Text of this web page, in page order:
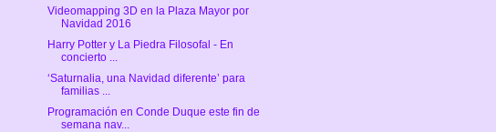
Videomapping 3D en la Plaza Mayor por
Navidad 2016
Harry Potter y La Piedra Filosofal - En
concierto ...
‘Saturnalia, una Navidad diferente’ para
familias ...
Programación en Conde Duque este fin de
semana nav...